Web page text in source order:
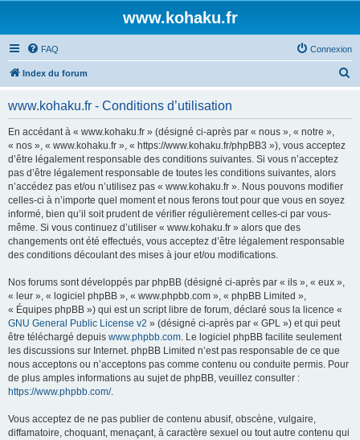
www.kohaku.fr
FAQ Connexion
Index du forum
www.kohaku.fr - Conditions d’utilisation
En accédant à « www.kohaku.fr » (désigné ci-après par « nous », « notre »,
« nos », « www.kohaku.fr », « https://www.kohaku.fr/phpBB3 »), vous acceptez
d’être légalement responsable des conditions suivantes. Si vous n’acceptez
pas d’être légalement responsable de toutes les conditions suivantes, alors
n’accédez pas et/ou n’utilisez pas « www.kohaku.fr ». Nous pouvons modifier
celles-ci à n’importe quel moment et nous ferons tout pour que vous en soyez
informé, bien qu’il soit prudent de vérifier régulièrement celles-ci par vous-
même. Si vous continuez d’utiliser « www.kohaku.fr » alors que des
changements ont été effectués, vous acceptez d’être légalement responsable
des conditions découlant des mises à jour et/ou modifications.
Nos forums sont développés par phpBB (désigné ci-après par « ils », « eux »,
« leur », « logiciel phpBB », « www.phpbb.com », « phpBB Limited »,
« Équipes phpBB ») qui est un script libre de forum, déclaré sous la licence «
GNU General Public License v2 » (désigné ci-après par « GPL ») et qui peut
être téléchargé depuis www.phpbb.com. Le logiciel phpBB facilite seulement
les discussions sur Internet. phpBB Limited n’est pas responsable de ce que
nous acceptons ou n’acceptons pas comme contenu ou conduite permis. Pour
de plus amples informations au sujet de phpBB, veuillez consulter :
https://www.phpbb.com/.
Vous acceptez de ne pas publier de contenu abusif, obscène, vulgaire,
diffamatoire, choquant, menaçant, à caractère sexuel ou tout autre contenu qui